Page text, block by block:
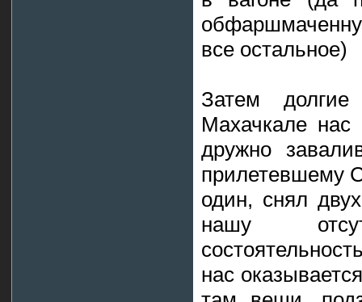
все остальное)
Затем
Махачкале
дружно
прилетевшему
один, снял
нашу
нас